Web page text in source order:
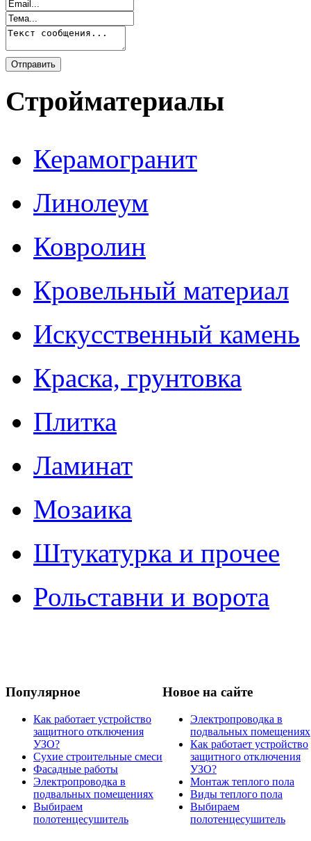
Стройматериалы
Керамогранит
Линолеум
Ковролин
Кровельный материал
Искусственный камень
Краска, грунтовка
Плитка
Ламинат
Мозаика
Штукатурка и прочее
Рольставни и ворота
Популярное
Как работает устройство
защитного отключения
УЗО?
Сухие строительные смеси
Фасадные работы
Электропроводка в
подвальных помещениях
Выбираем
полотенцесушитель
Новое на сайте
Электропроводка в
подвальных помещениях
Как работает устройство
защитного отключения
УЗО?
Монтаж теплого пола
Виды теплого пола
Выбираем
полотенцесушитель